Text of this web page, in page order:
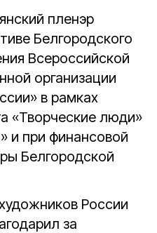
пленэр
Белгородского
Всероссийской
организации
в рамках
«Творческие люди»
и при финансовой
Белгородской
России
за